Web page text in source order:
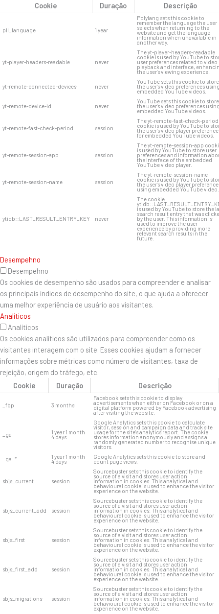
Cookie
Duração Descrição
pll_language 1 year
Polylang sets this cookie to
remember the language the user
selects when returning to the
website and get the language
information when unavailable in
another way.
yt-player-headers-readable never
The yt-player-headers-readable
cookie is used by YouTube to
user preferences related to video
playback and interface,
the user's viewing experience.
yt-remote-connected-devices never
YouTube sets this cookie to store
the user's video preferences
embedded YouTube videos.
yt-remote-device-id never
YouTube sets this cookie to store
the user's video preferences
embedded YouTube videos.
yt-remote-fast-check-period session
The yt-remote-fast-check-period
cookie is used by YouTube to
the user's video player
for embedded YouTube videos.
yt-remote-session-app session
The yt-remote-session-app
is used by YouTube to store user
preferences and information
the interface of the embedded
YouTube video player.
yt-remote-session-name session
The yt-remote-session-name
cookie is used by YouTube to
the user's video player
using embedded YouTube video.
ytidb::LAST_RESULT_ENTRY_KEY never
The cookie
is used by YouTube to store the
search result entry that was
by the user. This information is
used to improve the user
experience by providing more
relevant search results in the
future.
Desempehno
Desempehno
Os cookies de desempenho são usados ​​para compreender e analisar
os principais índices de desempenho do site, o que ajuda a oferecer
uma melhor experiência de usuário aos visitantes.
Analíticos
Analíticos
Os cookies analíticos são utilizados para compreender como os
visitantes interagem com o site. Esses cookies ajudam a fornecer
informações sobre métricas como número de visitantes, taxa de
rejeição, origem do tráfego, etc.
Cookie
Duração Descrição
_fbp 3 months
Facebook sets this cookie to display
advertisements when either on Facebook or on a
digital platform powered by Facebook advertising
after visiting the website.
_ga 1 year 1 month
4 days
Google Analytics sets this cookie to calculate
visitor, session and campaign data and track site
usage for the site's analytics report. The cookie
stores information anonymously and assigns a
randomly generated number to recognise unique
visitors.
_ga_*
1 year 1 month
4 days
Google Analytics sets this cookie to store and
count page views.
sbjs_current session
Sourcebuster sets this cookie to identify the
source of a visit and stores user action
information in cookies. This analytical and
behavioural cookie is used to enhance the visitor
experience on the website.
sbjs_current_add session
Sourcebuster sets this cookie to identify the
source of a visit and stores user action
information in cookies. This analytical and
behavioural cookie is used to enhance the visitor
experience on the website.
sbjs_first session
Sourcebuster sets this cookie to identify the
source of a visit and stores user action
information in cookies. This analytical and
behavioural cookie is used to enhance the visitor
experience on the website.
sbjs_first_add session
Sourcebuster sets this cookie to identify the
source of a visit and stores user action
information in cookies. This analytical and
behavioural cookie is used to enhance the visitor
experience on the website.
sbjs_migrations session
Sourcebuster sets this cookie to identify the
source of a visit and stores user action
information in cookies. This analytical and
behavioural cookie is used to enhance the visitor
experience on the website.